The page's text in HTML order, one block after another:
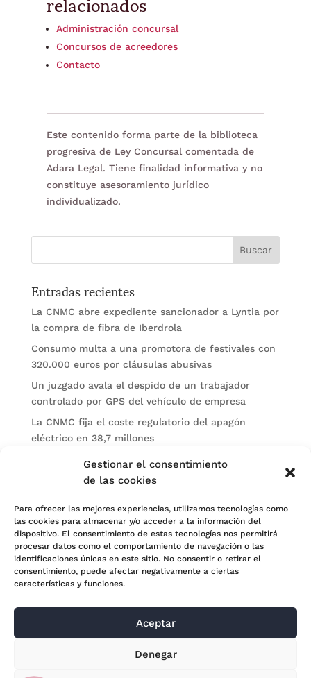
Gestionar el consentimiento
de las cookies
Para ofrecer las mejores experiencias, utilizamos tecnologías como
las cookies para almacenar y/o acceder a la información del
dispositivo. El consentimiento de estas tecnologías nos permitirá
procesar datos como el comportamiento de navegación o las
identificaciones únicas en este sitio. No consentir o retirar el
consentimiento, puede afectar negativamente a ciertas
características y funciones.
Aceptar
Denegar
Administración concursal
Concursos de acreedores
Contacto
Este contenido forma parte de la biblioteca
progresiva de Ley Concursal comentada de
Adara Legal. Tiene finalidad informativa y no
constituye asesoramiento jurídico
individualizado.
Entradas recientes
La CNMC abre expediente sancionador a Lyntia por
la compra de fibra de Iberdrola
Consumo multa a una promotora de festivales con
320.000 euros por cláusulas abusivas
Un juzgado avala el despido de un trabajador
controlado por GPS del vehículo de empresa
La CNMC fija el coste regulatorio del apagón
eléctrico en 38,7 millones
El BOE publica sanciones de la CNMV a Soltec y
Categorías
Actualidad
Noticias Jurídicas
Subastas
Aviso Legal